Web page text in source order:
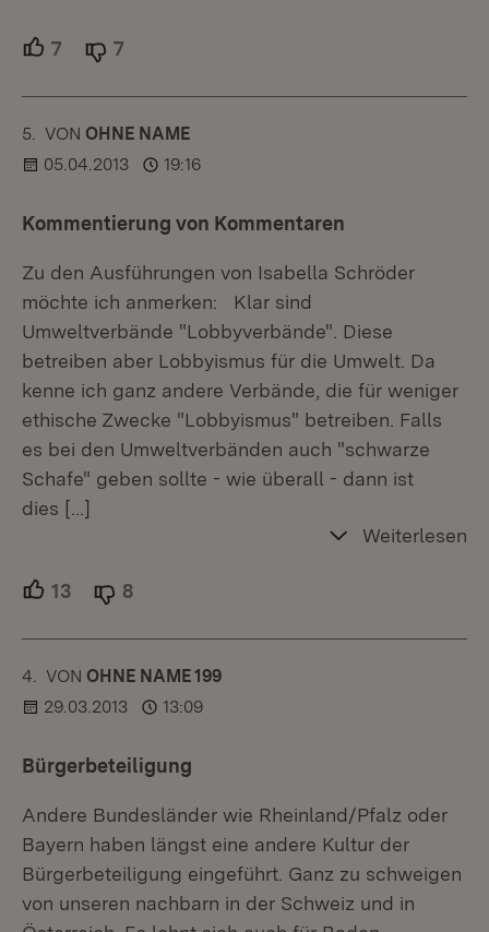
7 Unterstützer.
7
5. KOMMENTAR
VON :OHNE NAME
05.04.2013
19:16
Kommentierung von Kommentaren
Zu den Ausführungen von Isabella Schröder
möchte ich anmerken: Klar sind
Umweltverbände "Lobbyverbände". Diese
betreiben aber Lobbyismus für die Umwelt. Da
kenne ich ganz andere Verbände, die für weniger
ethische Zwecke "Lobbyismus" betreiben. Falls
es bei den Umweltverbänden auch "schwarze
Schafe" geben sollte - wie überall - dann ist
dies […]
Weiterlesen
13 Unterstützer.
8
4. KOMMENTAR
VON :OHNE NAME 199
29.03.2013
13:09
Bürgerbeteiligung
Andere Bundesländer wie Rheinland/Pfalz oder
Bayern haben längst eine andere Kultur der
Bürgerbeteiligung eingeführt. Ganz zu schweigen
von unseren nachbarn in der Schweiz und in